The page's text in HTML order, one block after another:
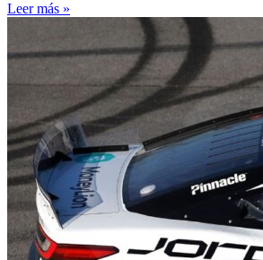
Leer más »